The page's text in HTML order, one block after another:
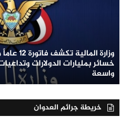
وزارة
خسائر بمليارات الدولارات
واسعة
خريطة جرائم العدوان